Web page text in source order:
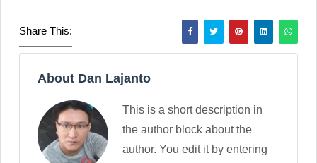
Share This:
About Dan Lajanto
This is a short description in
the author block about the
author. You edit it by entering